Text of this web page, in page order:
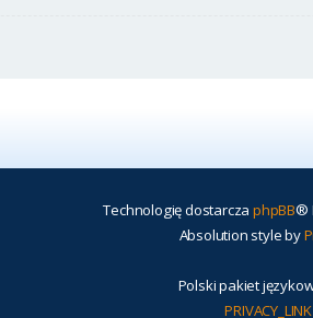
Technologię dostarcza phpBB®
Absolution style by
Polski pakiet
PRIVACY_LINK